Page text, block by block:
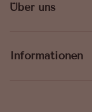
Über uns
Informationen